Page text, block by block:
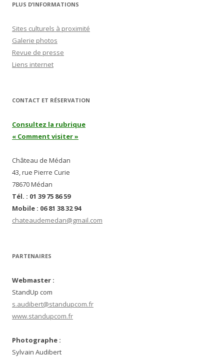
PLUS D’INFORMATIONS
Sites culturels à proximité
Galerie photos
Revue de presse
Liens internet
CONTACT ET RÉSERVATION
Consultez la rubrique
« Comment visiter »
Château de Médan
43, rue Pierre Curie
78670 Médan
Tél. : 01 39 75 86 59
Mobile : 06 81 38 32 94
chateaudemedan@gmail.com
PARTENAIRES
Webmaster :
StandUp com
s.audibert@standupcom.fr
www.standupcom.fr
Photographe :
Sylvain Audibert